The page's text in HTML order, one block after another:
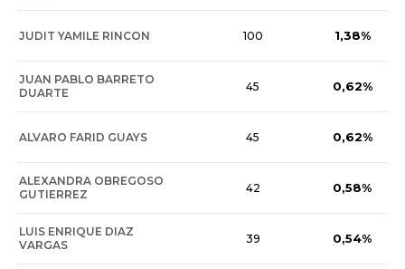
JUDIT YAMILE RINCON 100 1,38%
JUAN PABLO BARRETO
DUARTE
45 0,62%
ALVARO FARID GUAYS 45 0,62%
ALEXANDRA OBREGOSO
GUTIERREZ
42 0,58%
LUIS ENRIQUE DIAZ
VARGAS
39 0,54%